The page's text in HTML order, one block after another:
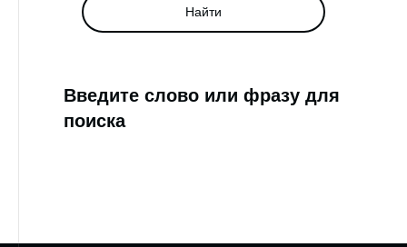
Найти
Введите слово или фразу для
поиска